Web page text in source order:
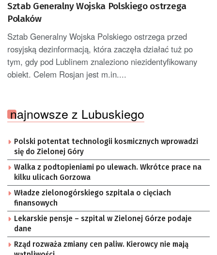
Sztab Generalny Wojska Polskiego ostrzega
Polaków
Sztab Generalny Wojska Polskiego ostrzega przed
rosyjską dezinformacją, która zaczęła działać tuż po
tym, gdy pod Lublinem znaleziono niezidentyfikowany
obiekt. Celem Rosjan jest m.in....
najnowsze z Lubuskiego
Polski potentat technologii kosmicznych wprowadzi
się do Zielonej Góry
Walka z podtopieniami po ulewach. Wkrótce prace na
kilku ulicach Gorzowa
Władze zielonogórskiego szpitala o cięciach
finansowych
Lekarskie pensje – szpital w Zielonej Górze podaje
dane
Rząd rozważa zmiany cen paliw. Kierowcy nie mają